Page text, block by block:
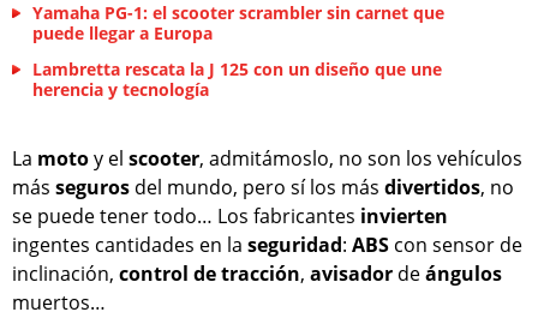
Yamaha PG-1: el scooter scrambler sin carnet que
puede llegar a Europa
Lambretta rescata la J 125 con un diseño que une
herencia y tecnología
La motoy el scooter, admitámoslo, no son los vehículos
más seguros del mundo, pero sí los más divertidos, no
se puede tener todo… Los fabricantes invierten
ingentes cantidades en la seguridad: ABS con sensor de
inclinación, control de tracción, avisador deángulos
muertos…